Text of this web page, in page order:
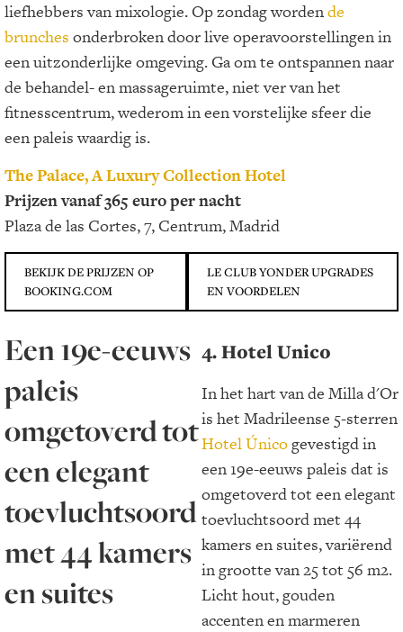
liefhebbers van mixologie. Op zondag wordende
brunches onderbroken door live operavoorstellingen in
een uitzonderlijke omgeving. Ga om te ontspannen naar
de behandel- en massageruimte, niet ver van het
fitnesscentrum, wederom in een vorstelijke sfeer die
een paleis waardig is.
The Palace, A Luxury Collection Hotel
Prijzen vanaf 365 euro per nacht
Plaza de las Cortes, 7, Centrum, Madrid
BEKIJK DE PRIJZEN OP
BOOKING.COM
LE CLUB YONDER UPGRADES
EN VOORDELEN
4. Hotel Unico
In het hart van de Milla d'Or
is het Madrileense 5-sterren
Hotel Únicogevestigd in
een 19e-eeuws paleis dat is
omgetoverd tot een elegant
toevluchtsoord met 44
kamers en suites, variërend
in grootte van 25 tot 56 m2.
Licht hout, gouden
accenten en marmeren
Een 19e-eeuws
paleis
omgetoverd tot
een elegant
toevluchtsoord
met 44 kamers
en suites